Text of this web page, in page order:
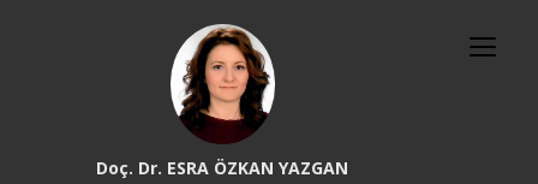
Doç. Dr. ESRA ÖZKAN YAZGAN